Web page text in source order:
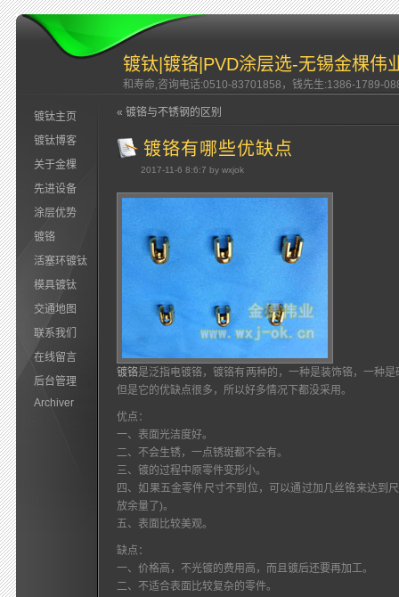
镀钛|镀铬|PVD涂层选-无锡金棵伟
和寿命,咨询电话:0510-83701858，钱先生:1386-1789-
镀钛主页
镀钛博客
关于金棵
先进设备
涂层优势
镀铬
活塞环镀钛
模具镀钛
交通地图
联系我们
在线留言
后台管理
Archiver
« 镀铬与不锈钢的区别
镀铬有哪些优缺点
2017-11-6 8:6:7 by wxjok
镀铬是泛指电镀铬，镀铬有两种的，一种是装饰铬，一种
但是它的优缺点很多，所以好多情况下都没采用。
优点：
一、表面光洁度好。
二、不会生锈，一点锈斑都不会有。
三、镀的过程中原零件变形小。
四、如果五金零件尺寸不到位，可以通过加几丝铬来达到
放余量了)。
五、表面比较美观。
缺点：
一、价格高，不光镀的费用高，而且镀后还要再加工。
二、不适合表面比较复杂的零件。